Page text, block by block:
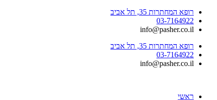
רופא המחתרות 35, תל אביב
03-7164922
info@pasher.co.il
רופא המחתרות 35, תל אביב
03-7164922
info@pasher.co.il
ראשי